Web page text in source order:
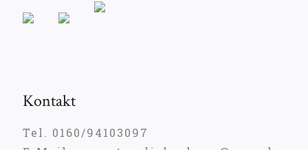
Kontakt
Tel. 0160/94103097